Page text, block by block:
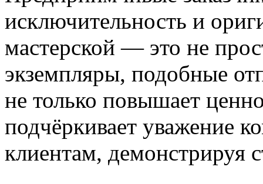
исключительность и
мастерской — это не
экземпляры, подобные
не только повышает
подчёркивает уважение
клиентам, демонстрируя